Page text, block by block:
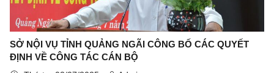
SỞ NỘI VỤ TỈNH QUẢNG NGÃI CÔNG BỐ CÁC QUYẾT
ĐỊNH VỀ CÔNG TÁC CÁN BỘ